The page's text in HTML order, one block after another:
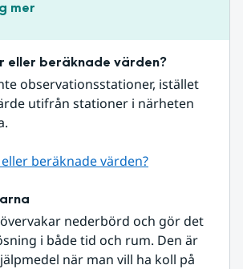
mer
eller beräknade värden?
observationsstationer, istället
utifrån stationer i närheten
beräknade värden?
nederbörd och gör det
i både tid och rum. Den är
när man vill ha koll på